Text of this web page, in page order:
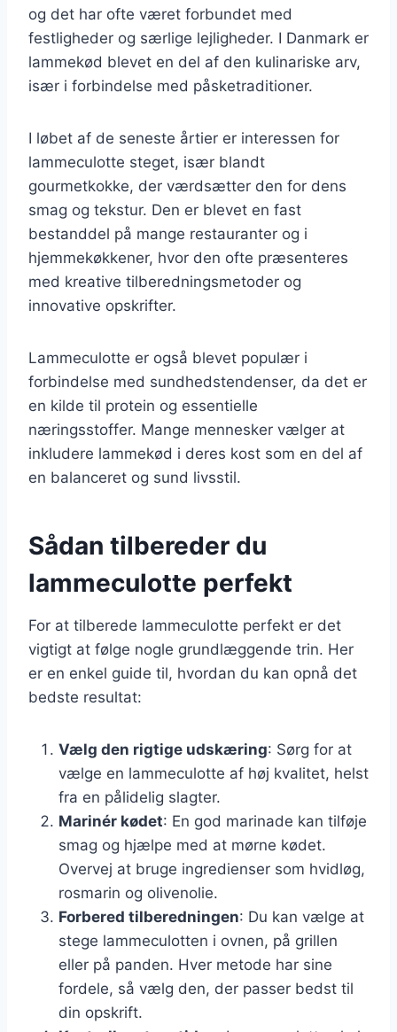
og det har ofte været forbundet med
festligheder og særlige lejligheder. I Danmark er
lammekød blevet en del af den kulinariske arv,
især i forbindelse med påsketraditioner.
I løbet af de seneste årtier er interessen for
lammeculotte steget, især blandt
gourmetkokke, der værdsætter den for dens
smag og tekstur. Den er blevet en fast
bestanddel på mange restauranter og i
hjemmekøkkener, hvor den ofte præsenteres
med kreative tilberedningsmetoder og
innovative opskrifter.
Lammeculotte er også blevet populær i
forbindelse med sundhedstendenser, da det er
en kilde til protein og essentielle
næringsstoffer. Mange mennesker vælger at
inkludere lammekød i deres kost som en del af
en balanceret og sund livsstil.
Sådan tilbereder du
lammeculotte perfekt
For at tilberede lammeculotte perfekt er det
vigtigt at følge nogle grundlæggende trin. Her
er en enkel guide til, hvordan du kan opnå det
bedste resultat:
Vælg den rigtige udskæring: Sørg for at
vælge en lammeculotte af høj kvalitet, helst
fra en pålidelig slagter.
Marinér kødet: En god marinade kan tilføje
smag og hjælpe med at mørne kødet.
Overvej at bruge ingredienser som hvidløg,
rosmarin og olivenolie.
Forbered tilberedningen: Du kan vælge at
stege lammeculotten i ovnen, på grillen
eller på panden. Hver metode har sine
fordele, så vælg den, der passer bedst til
din opskrift.